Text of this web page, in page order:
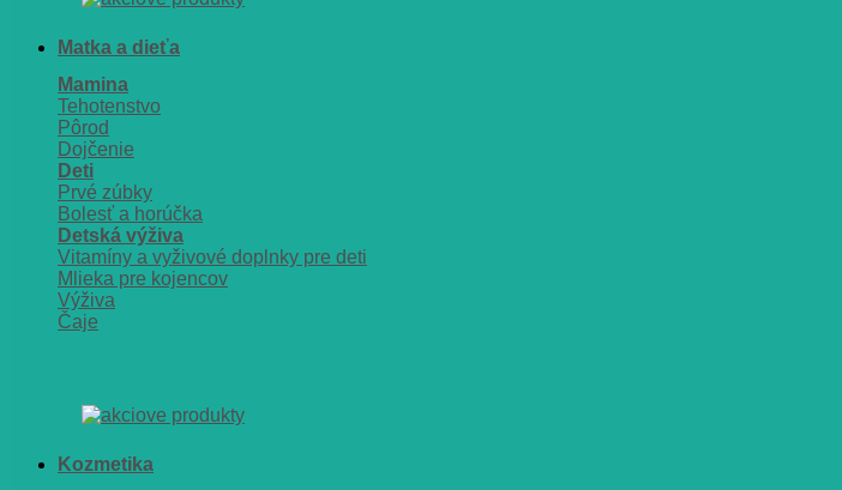
Matka a dieťa
Mamina
Tehotenstvo
Pôrod
Dojčenie
Deti
Prvé zúbky
Bolesť a horúčka
Detská výživa
Vitamíny a vyživové doplnky pre deti
Mlieka pre kojencov
Výživa
Čaje
Kozmetika